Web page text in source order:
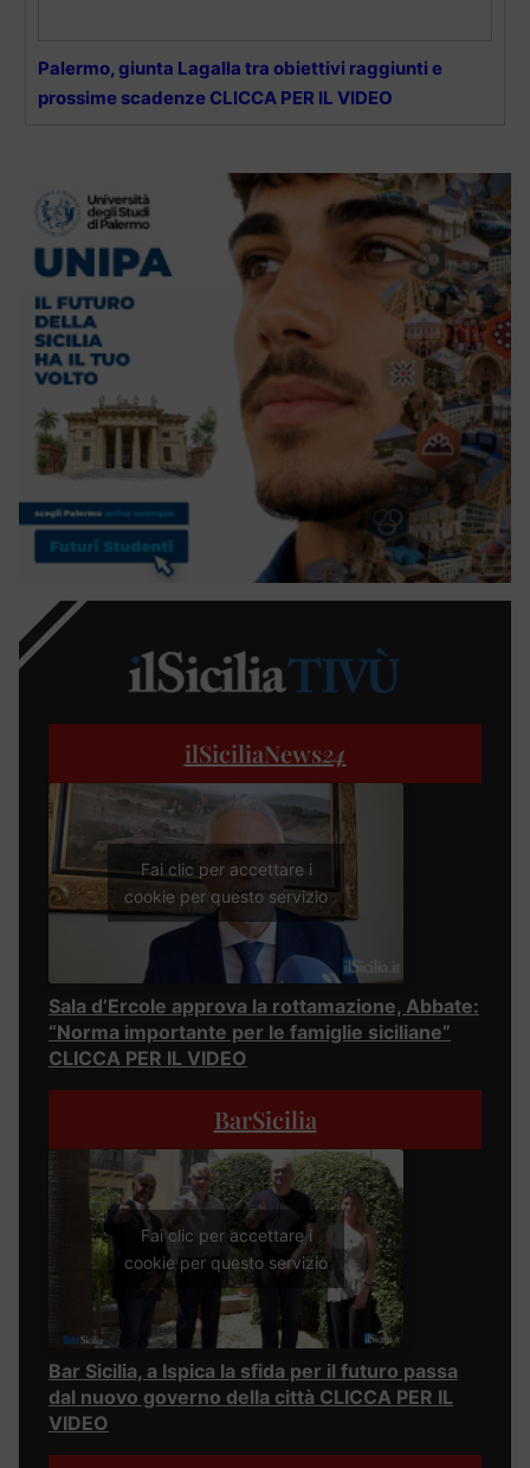
Palermo, giunta Lagalla tra obiettivi raggiunti e
prossime scadenze CLICCA PER IL VIDEO
ilSiciliaNews24
Fai clic per accettare i
cookie per questo servizio
Sala d’Ercole approva la rottamazione, Abbate:
“Norma importante per le famiglie siciliane”
CLICCA PER IL VIDEO
BarSicilia
Fai clic per accettare i
cookie per questo servizio
Bar Sicilia, a Ispica la sfida per il futuro passa
dal nuovo governo della città CLICCA PER IL
VIDEO